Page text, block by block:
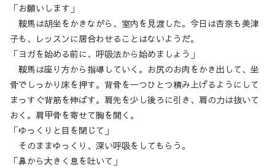
「お願いします」
鞍馬は胡坐をかきながら、室内を見渡した。今日は杏奈も美津
子も、レッスンに居合わせることはないようだ。
「ヨガを始める前に、呼吸法から始めましょう」
鞍馬は座り方から指導していく。お尻のお肉をかき出して、坐
骨でしっかり床を押す。背骨を一つひとつ積み上げるようにして
まっすぐ背筋を伸ばす。肩先を少し後ろに引き、肩の力は抜いて
おく。肩甲骨を寄せて胸を開く。
「ゆっくりと目を閉じて」
そのままゆっくり、深い呼吸をしてもらう。
「鼻から大きく息を吐いて」